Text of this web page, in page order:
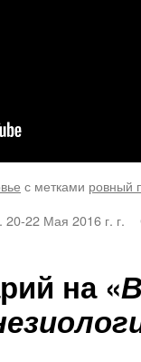
с метками ровный
22 Мая 2016 г. г.
на «